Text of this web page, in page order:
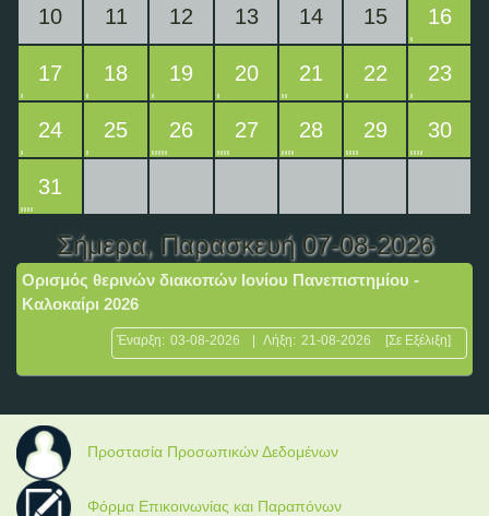
10 11 12 13 14 15 16
17 18 19 20 21 22 23
24 25 26 27 28 29 30
31
Σήμερα, Παρασκευή 07-08-2026
Ορισμός θερινών διακοπών Ιονίου Πανεπιστημίου -
Καλοκαίρι 2026
Έναρξη: 03-08-2026 | Λήξη: 21-08-2026 [Σε Εξέλιξη]
Προστασία Προσωπικών Δεδομένων
Φόρμα Επικοινωνίας και Παραπόνων